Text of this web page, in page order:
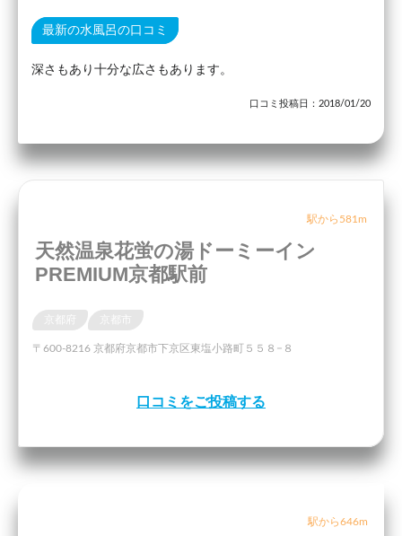
最新の水風呂の口コミ
深さもあり十分な広さもあります。
口コミ投稿日：2018/01/20
駅から581m
天然温泉花蛍の湯ドーミーイン
PREMIUM京都駅前
京都府 京都市
〒600-8216 京都府京都市下京区東塩小路町５５８−８
口コミをご投稿する
駅から646m